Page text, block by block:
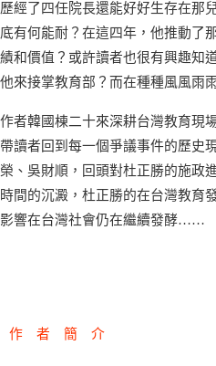
歷經了四任院長還能好好生存在那
底有何能耐？在這四年，他推動了
績和價值？或許讀者也很有興趣知
他來接掌教育部？而在種種風風雨
作者韓國棟二十來深耕台灣教育現
帶讀者回到每一個爭議事件的歷史
榮、吳財順，回頭對杜正勝的施政
時間的沉澱，杜正勝的在台灣教育
影響在台灣社會仍在繼續發酵……
作 者 簡 介